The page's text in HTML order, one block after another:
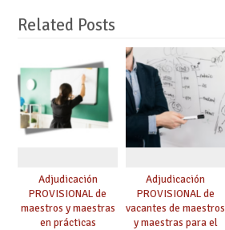
Related Posts
Adjudicación
PROVISIONAL de
maestros y maestras
en prácticas
Adjudicación
PROVISIONAL de
vacantes de maestros
y maestras para el